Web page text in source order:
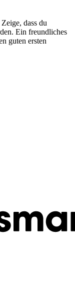
dass du
Ein freundliches
guten ersten